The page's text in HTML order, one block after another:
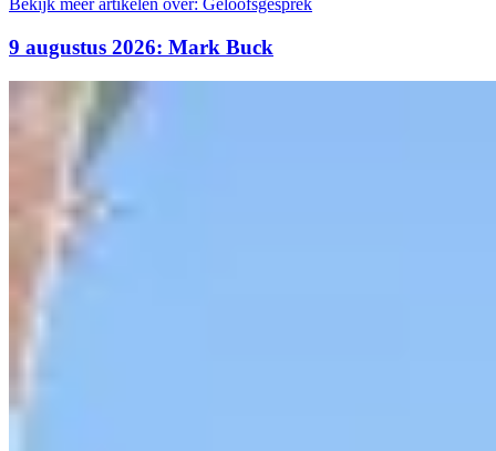
Bekijk meer artikelen over: Geloofsgesprek
9 augustus 2026: Mark Buck